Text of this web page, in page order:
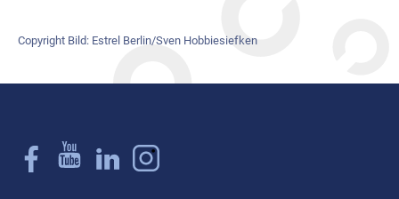
Copyright Bild: Estrel Berlin/Sven Hobbiesiefken